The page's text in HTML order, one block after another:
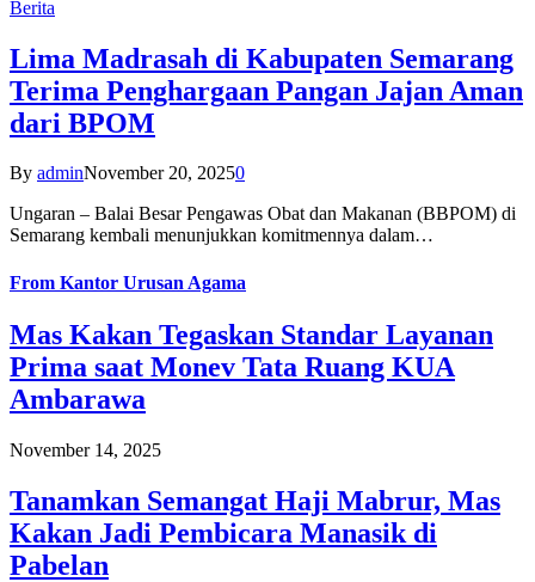
Berita
Lima Madrasah di Kabupaten Semarang
Terima Penghargaan Pangan Jajan Aman
dari BPOM
By adminNovember 20, 20250
Ungaran – Balai Besar Pengawas Obat dan Makanan (BBPOM) di
Semarang kembali menunjukkan komitmennya dalam…
From Kantor Urusan Agama
Mas Kakan Tegaskan Standar Layanan
Prima saat Monev Tata Ruang KUA
Ambarawa
November 14, 2025
Tanamkan Semangat Haji Mabrur, Mas
Kakan Jadi Pembicara Manasik di
Pabelan